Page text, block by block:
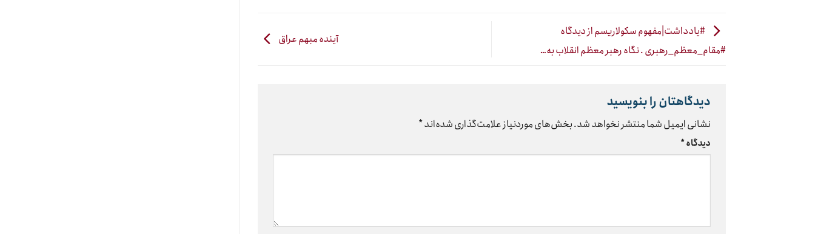
#یادداشت|مفهوم سکولاریسم از دیدگاه
#مقام_معظم_رهبری . نگاه رهبر معظم انقلاب به…
آینده مبهم عراق
دیدگاهتان را بنویسید
نشانی ایمیل شما منتشر نخواهد شد.بخش‌های موردنیاز علامت‌گذاری شده‌اند*
دیدگاه*